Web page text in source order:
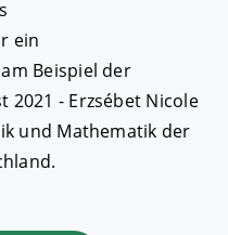
ein
Beispiel der
2021 - Erzsébet Nicole
und Mathematik der